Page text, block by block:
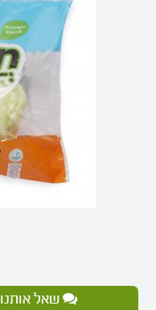
שאל אותנו